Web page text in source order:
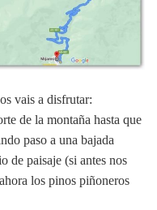
vais a disfrutar:
de la montaña hasta que
paso a una bajada
de paisaje (si antes nos
los pinos piñoneros